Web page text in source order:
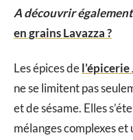
A découvrir
en grains Lavazza ?
Les épices de
ne se limitent pas
et de sésame. Elles
mélanges complexes